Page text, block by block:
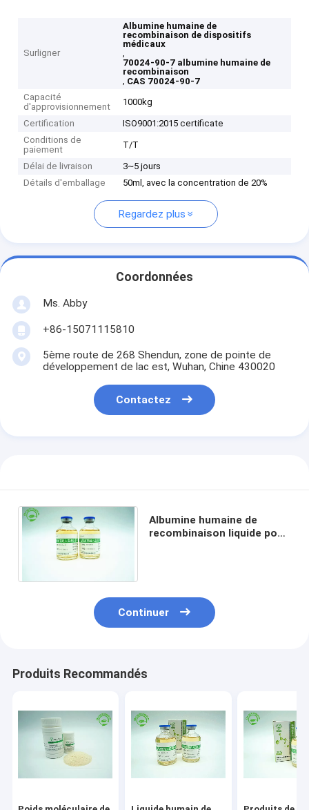
Surligner
Albumine humaine de
recombinaison de dispositifs
médicaux
,
70024-90-7 albumine humaine de
recombinaison
, CAS 70024-90-7
Capacité
d'approvisionnement
1000kg
Certification
ISO9001:2015 certificate
Conditions de
paiement
T/T
Délai de livraison
3~5 jours
Détails d'emballage
50ml, avec la concentration de 20%
Regardez plus
Coordonnées
Ms. Abby
+86-15071115810
5ème route de 268 Shendun, zone de pointe de
développement de lac est, Wuhan, Chine 430020
Contactez
Albumine humaine de
recombinaison liquide pour
Continuer
Produits Recommandés